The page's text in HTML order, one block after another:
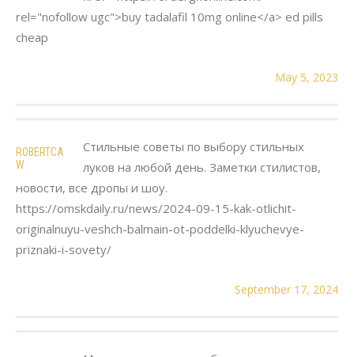
rel="nofollow ugc">buy tadalafil 10mg online</a> ed pills
cheap
May 5, 2023
ROBERTCA
W
Стильные советы по выбору стильных
луков на любой день. Заметки стилистов,
новости, все дропы и шоу.
https://omskdaily.ru/news/2024-09-15-kak-otlichit-
originalnuyu-veshch-balmain-ot-poddelki-klyuchevye-
priznaki-i-sovety/
September 17, 2024